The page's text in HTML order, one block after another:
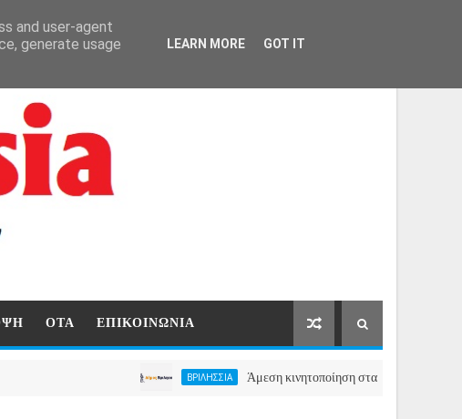
ΟΤΑ ΕΠΙΚΟΙΝΩΝΙΑ
ΒΡΙΛΗΣΣΙΑ Άμεση κινητοποίηση στα Βριλήσσια, ο Δήμος
and user-agent
generate usage
LEARN MORE GOT IT